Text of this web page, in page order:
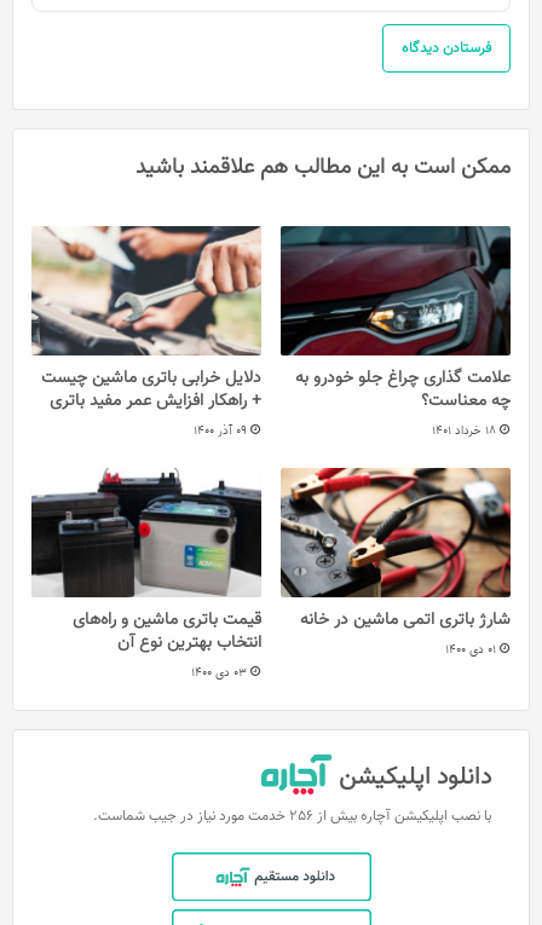
ممکن است به این مطالب هم علاقمند باشید
علامت گذاری چراغ جلو خودرو به
چه معناست؟
18 خرداد 1401
دلایل خرابی باتری ماشین چیست
+ راهکار افزایش عمر مفید باتری
09 آذر 1400
شارژ باتری اتمی ماشین در خانه
01 دی 1400
قیمت باتری ماشین و راه‌های
انتخاب بهترین نوع آن
03 دی 1400
دانلود اپلیکیشن
با نصب اپلیکیشن آچاره بیش از 256 خدمت مورد نیاز در جیب شماست.